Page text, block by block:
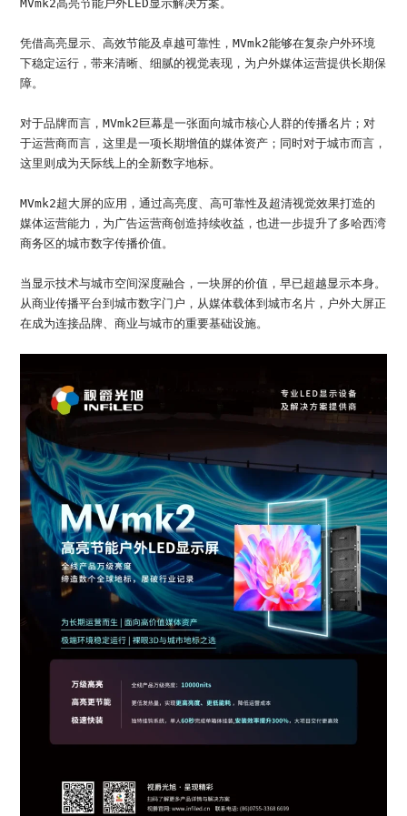
MVmk2高亮节能户外LED显示解决方案。
凭借高亮显示、高效节能及卓越可靠性，MVmk2能够在复杂户外环境
下稳定运行，带来清晰、细腻的视觉表现，为户外媒体运营提供长期保
障。
对于品牌而言，MVmk2巨幕是一张面向城市核心人群的传播名片；对
于运营商而言，这里是一项长期增值的媒体资产；同时对于城市而言，
这里则成为天际线上的全新数字地标。
MVmk2超大屏的应用，通过高亮度、高可靠性及超清视觉效果打造的
媒体运营能力，为广告运营商创造持续收益，也进一步提升了多哈西湾
商务区的城市数字传播价值。
当显示技术与城市空间深度融合，一块屏的价值，早已超越显示本身。
从商业传播平台到城市数字门户，从媒体载体到城市名片，户外大屏正
在成为连接品牌、商业与城市的重要基础设施。